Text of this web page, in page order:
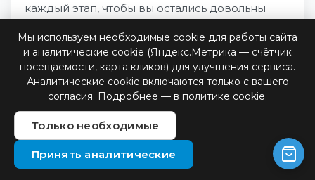
каждый этап, чтобы вы остались довольны
В 2024-2025 ГОДУ:
Оформлено электронных сертификатов
Мы используем необходимые cookie для работы сайта
и аналитические cookie (Яндекс.Метрика — счётчик
посещаемости, карта кликов) для улучшения сервиса.
Аналитические cookie включаются только с вашего
согласия. Подробнее — в политике cookie.
Только необходимые
Принять аналитические